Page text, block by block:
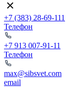
+7 (383) 28-69-111
Телефон
+7 913 007-91-11
Телефон
max@sibsvet.com
email